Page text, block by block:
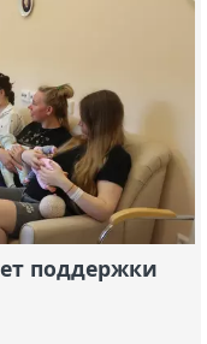
поддержки